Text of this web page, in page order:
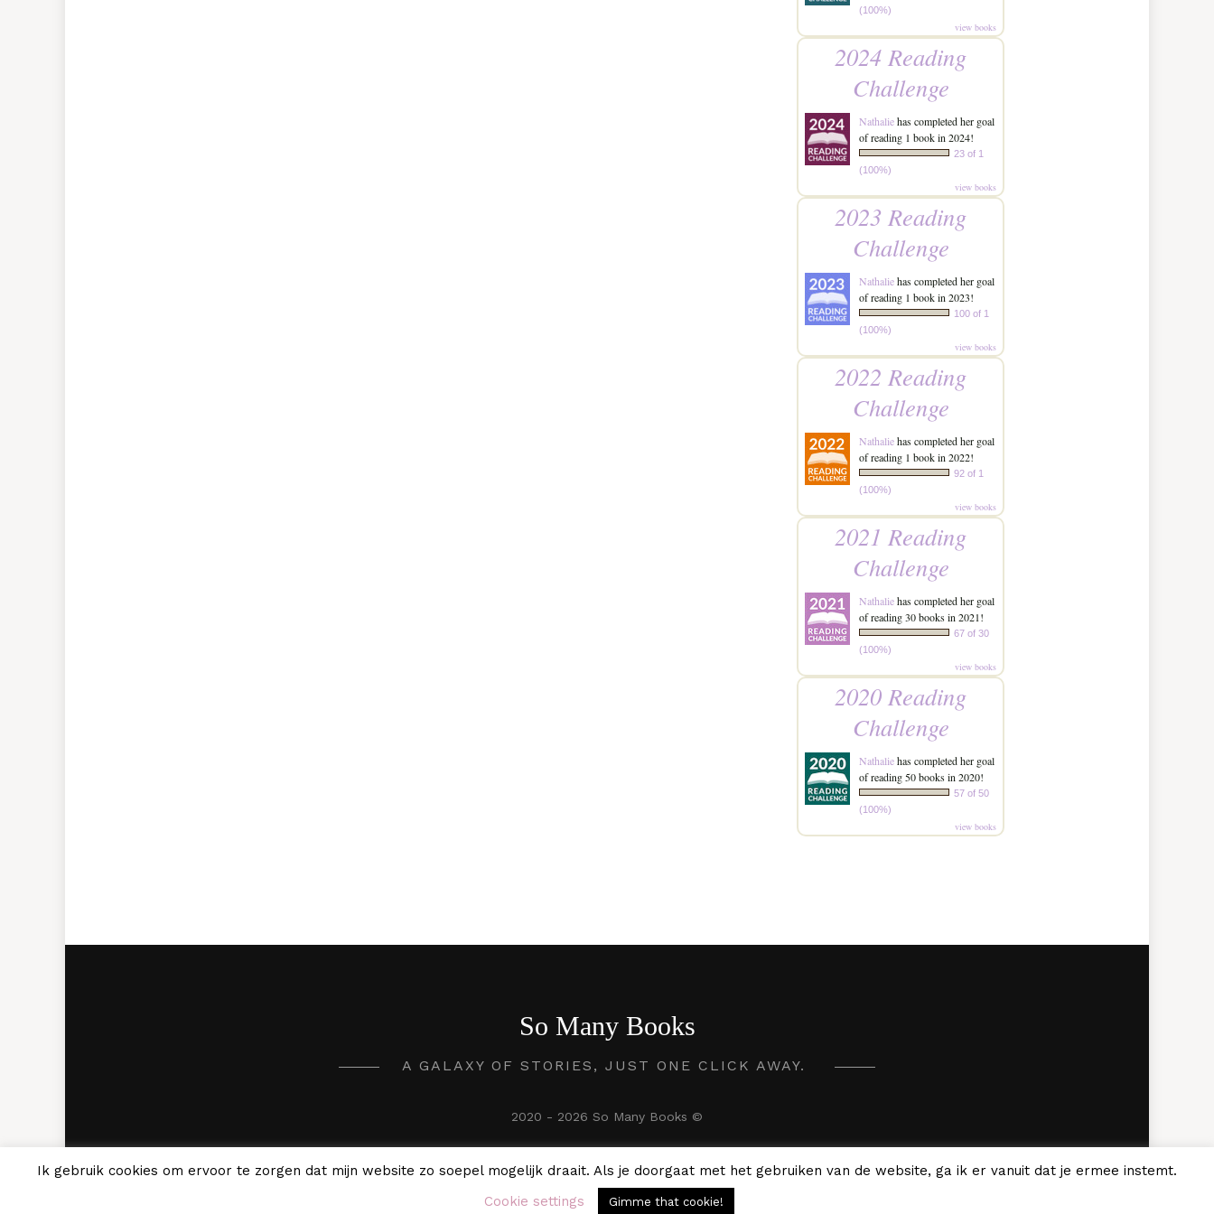
(100%)
view books
2024 Reading
Challenge
Nathaliehas completed her goal
of reading 1 book in 2024!
23 of 1
(100%)
view books
2023 Reading
Challenge
Nathaliehas completed her goal
of reading 1 book in 2023!
100 of 1
(100%)
view books
2022 Reading
Challenge
Nathaliehas completed her goal
of reading 1 book in 2022!
92 of 1
(100%)
view books
2021 Reading
Challenge
Nathaliehas completed her goal
of reading 30 books in 2021!
67 of 30
(100%)
view books
2020 Reading
Challenge
Nathaliehas completed her goal
of reading 50 books in 2020!
57 of 50
(100%)
view books
So Many Books
A GALAXY OF STORIES, JUST ONE CLICK AWAY.
2020 - 2026 So Many Books ©
Ik gebruik cookies om ervoor te zorgen dat mijn website zo soepel mogelijk draait. Als je doorgaat met het gebruiken van de website, ga ik er vanuit dat je ermee instemt.
Cookie settings
Gimme that cookie!